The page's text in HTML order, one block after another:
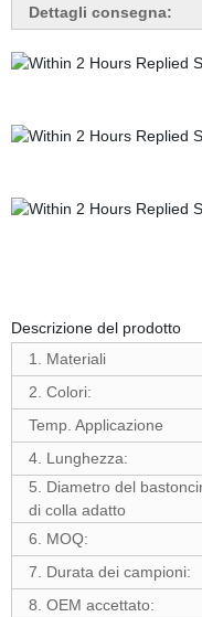
Dettagli consegna:
Descrizione del prodotto
1. Materiali
2. Colori:
Temp. Applicazione
4. Lunghezza:
5. Diametro del
di colla adatto
6. MOQ:
7. Durata dei campioni:
8. OEM accettato: